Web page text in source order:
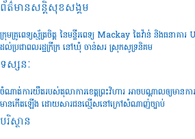
ព័ត៌មានសន្តិសុខ​សង្គម
ក្រុមគ្រូពេទ្យស្ម័ត្រចិត្ត នៃមន្ទីរពេទ្យ Mackay តៃវ៉ាន់ និងធនា
ដល់ប្រជាពលរដ្ឋក្រីក្រ នៅឃុំ ចាន់សរ ស្រុកសូទ្រនិគម
ទស្សនៈ
ចំណាត់ការយឺតរបស់តុលាការខេត្តព្រះវិហារ អាចបណ្តាលឲ្យមានក
មានកើតឡើង ដោយសារជនល្មើសនៅក្រៅសំណាញ់ច្បាប់
បរិស្ថាន